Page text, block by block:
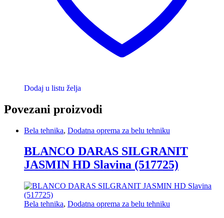
Dodaj u listu želja
Povezani proizvodi
Bela tehnika, Dodatna oprema za belu tehniku
BLANCO DARAS SILGRANIT
JASMIN HD Slavina (517725)
Bela tehnika, Dodatna oprema za belu tehniku